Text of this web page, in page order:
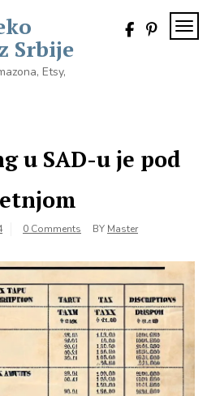
Srbije
Etsy,
u SAD-u je pod
0 Comments BY Master